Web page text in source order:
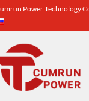
Power Technology